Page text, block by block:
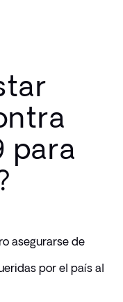
para
asegurarse de
por el país al